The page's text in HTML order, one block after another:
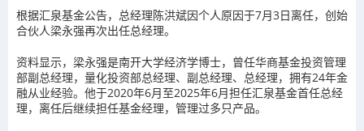
根据汇泉基金公告，总经理陈洪斌因个人原因于7月3日离任，创始
合伙人梁永强再次出任总经理。
资料显示，梁永强是南开大学经济学博士，曾任华商基金投资管理
部副总经理，量化投资部总经理、副总经理、总经理，拥有24年金
融从业经验。他于2020年6月至2025年6月担任汇泉基金首任总经
理，离任后继续担任基金经理，管理过多只产品。